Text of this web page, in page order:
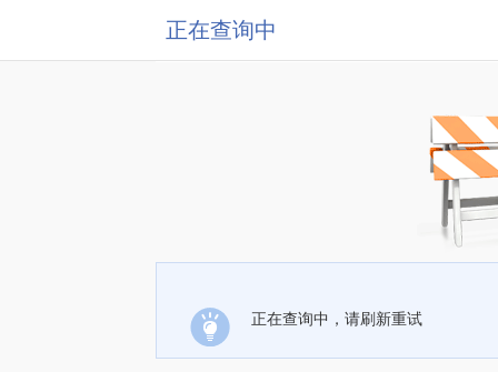
正在查询中
正在查询中，请刷新重试